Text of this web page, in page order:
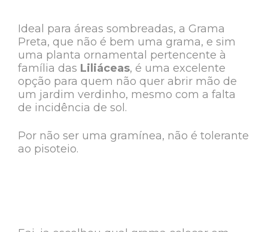
Ideal para áreas sombreadas, a Grama
Preta, que não é bem uma grama, e sim
uma planta ornamental pertencente à
família das Liliáceas, é uma excelente
opção para quem não quer abrir mão de
um jardim verdinho, mesmo com a falta
de incidência de sol.
Por não ser uma gramínea, não é tolerante
ao pisoteio.